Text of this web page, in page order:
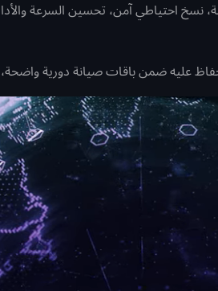
نسخ احتياطي آمن، تحسين السرعة
عليه ضمن باقات صيانة دورية